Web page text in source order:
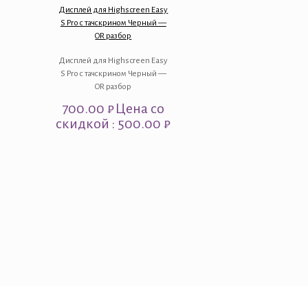
Дисплей для Highscreen Easy
S Pro с тачскрином Черный —
OR разбор
Дисплей для Highscreen Easy
S Pro с тачскрином Черный —
OR разбор
700.00₽Цена со
скидкой : 500.00 ₽